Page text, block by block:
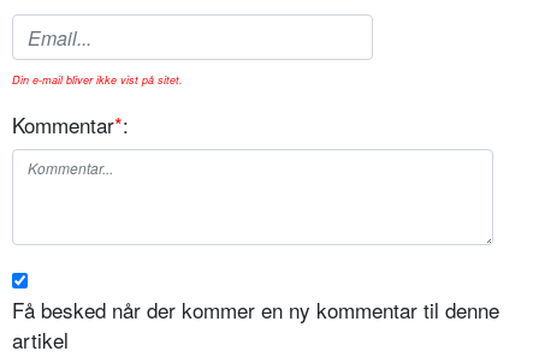
Din e-mail bliver ikke vist på sitet.
Kommentar*:
Få besked når der kommer en ny kommentar til denne
artikel